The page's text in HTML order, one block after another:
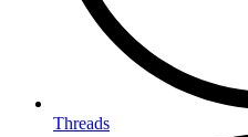
Threads